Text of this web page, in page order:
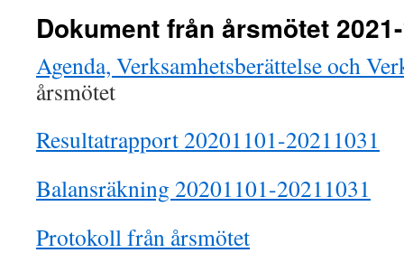
Dokument från årsmötet
Agenda, Verksamhetsberättelse och
årsmötet
Resultatrapport 20201101-20211031
Balansräkning 20201101-20211031
Protokoll från årsmötet